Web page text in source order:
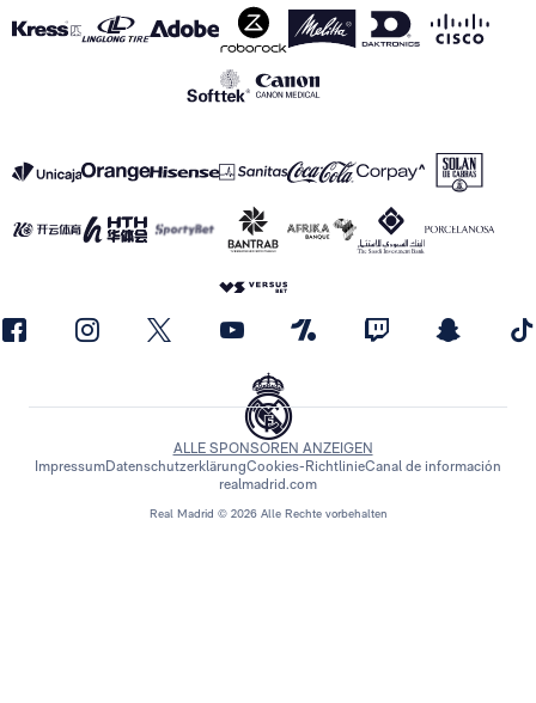
Real Madrid © 2026 Alle Rechte vorbehalten
ALLE SPONSOREN ANZEIGEN
ImpressumDatenschutzerklärungCookies-RichtlinieCanal de información
realmadrid.com